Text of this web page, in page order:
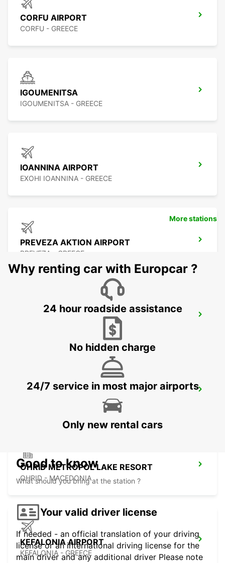
CORFU AIRPORT
CORFU - GREECE
IGOUMENITSA
IGOUMENITSA - GREECE
IOANNINA AIRPORT
EXOHI IOANNINA - GREECE
PREVEZA AKTION AIRPORT
PREVEZA - GREECE
LECCE
OHRID METROPOL LAKE RESORT
OHRID - MACEDONIA
KEFALONIA AIRPORT
KEFALONIA - GREECE
More stations
Why renting car with Europcar ?
24 hour roadside assistance
No hidden charge
24/7 service in most major airports
Only new rental cars
Good to know
What should you bring at the station ?
Your valid driver license
If needed - an official translation of your driving
license or an international driving license for the
main driver and any additional driver Please note